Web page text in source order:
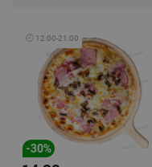
🕘 12:00-21:00
-30%